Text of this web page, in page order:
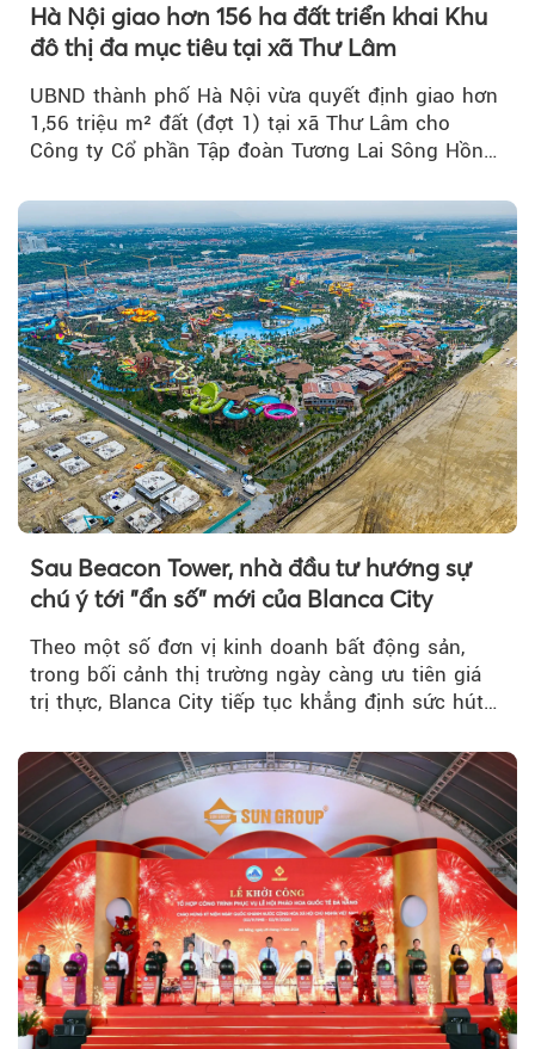
Hà Nội giao hơn 156 ha đất triển khai Khu
đô thị đa mục tiêu tại xã Thư Lâm
UBND thành phố Hà Nội vừa quyết định giao hơn
1,56 triệu m² đất (đợt 1) tại xã Thư Lâm cho
Công ty Cổ phần Tập đoàn Tương Lai Sông Hồng
Sau Beacon Tower, nhà đầu tư hướng sự
chú ý tới "ẩn số" mới của Blanca City
Theo một số đơn vị kinh doanh bất động sản,
trong bối cảnh thị trường ngày càng ưu tiên giá
trị thực, Blanca City tiếp tục khẳng định sức hút